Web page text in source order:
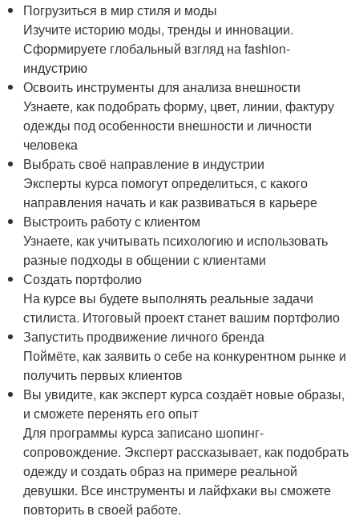
Погрузиться в мир стиля и моды
Изучите историю моды, тренды и инновации.
Сформируете глобальный взгляд на fashion-
индустрию
Освоить инструменты для анализа внешности
Узнаете, как подобрать форму, цвет, линии, фактуру
одежды под особенности внешности и личности
человека
Выбрать своё направление в индустрии
Эксперты курса помогут определиться, с какого
направления начать и как развиваться в карьере
Выстроить работу с клиентом
Узнаете, как учитывать психологию и использовать
разные подходы в общении с клиентами
Создать портфолио
На курсе вы будете выполнять реальные задачи
стилиста. Итоговый проект станет вашим портфолио
Запустить продвижение личного бренда
Поймёте, как заявить о себе на конкурентном рынке и
получить первых клиентов
Вы увидите, как эксперт курса создаёт новые образы,
и сможете перенять его опыт
Для программы курса записано шопинг-
сопровождение. Эксперт рассказывает, как подобрать
одежду и создать образ на примере реальной
девушки. Все инструменты и лайфхаки вы сможете
повторить в своей работе.